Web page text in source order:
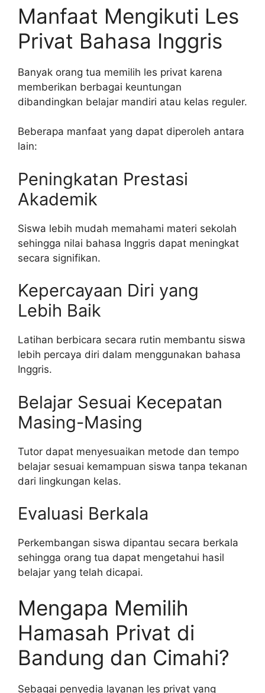
Manfaat Mengikuti Les
Privat Bahasa Inggris
Banyak orang tua memilih les privat karena
memberikan berbagai keuntungan
dibandingkan belajar mandiri atau kelas reguler.
Beberapa manfaat yang dapat diperoleh antara
lain:
Peningkatan Prestasi
Akademik
Siswa lebih mudah memahami materi sekolah
sehingga nilai bahasa Inggris dapat meningkat
secara signifikan.
Kepercayaan Diri yang
Lebih Baik
Latihan berbicara secara rutin membantu siswa
lebih percaya diri dalam menggunakan bahasa
Inggris.
Belajar Sesuai Kecepatan
Masing-Masing
Tutor dapat menyesuaikan metode dan tempo
belajar sesuai kemampuan siswa tanpa tekanan
dari lingkungan kelas.
Evaluasi Berkala
Perkembangan siswa dipantau secara berkala
sehingga orang tua dapat mengetahui hasil
belajar yang telah dicapai.
Mengapa Memilih
Hamasah Privat di
Bandung dan Cimahi?
Sebagai penyedia layanan les privat yang